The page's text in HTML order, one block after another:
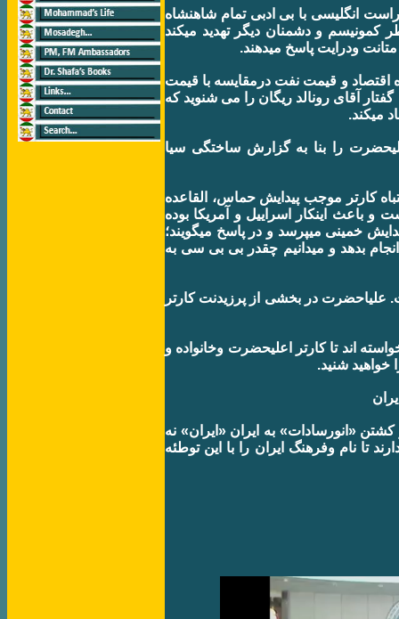
انگليسی با بی ادبی تمام شاهنشاه
کمونيسم و دشمنان ديگر تهديد میکند
ودرايت پاسخ میدهند.
اقتصاد و قيمت نفت درمقايسه با قيمت
آقای رونالد ريگان را می شنويد که
میکند.
را بنا به گزارش ساختگی سيا
کارتر موجب پيدايش حماس، القاعده
باعث اينکار اسراييل و آمريکا بوده
خمينی میپرسد و در پاسخ میگويند؛
بدهد و ميدانيم چقدر بی بی سی به
علياحضرت در بخشی از پرزيدنت کارتر
اند تا کارتر اعليحضرت وخانواده و
خواهيد شنيد.
«انورسادات» به ايران « ايران» نه
تا نام وفرهنگ ايران را با اين توطئه